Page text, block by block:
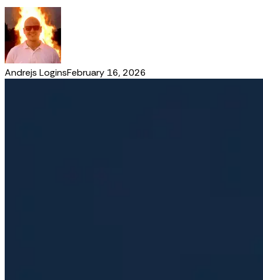
Andrejs LoginsFebruary 16, 2026